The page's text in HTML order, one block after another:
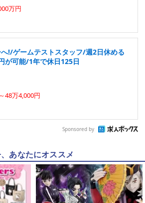
万円
!/ゲームテストスタッフ/週2日休める
が可能/1年で休日125日
48万4,000円
Sponsored by
あなたにオススメ